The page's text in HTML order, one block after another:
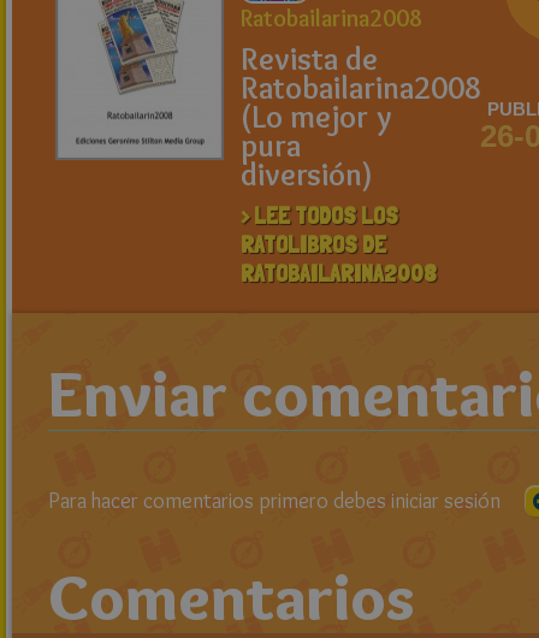
Ratobailarina2008
Revista de
Ratobailarina2008
(Lo mejor y
pura
diversión)
> LEE TODOS LOS
RATOLIBROS DE
RATOBAILARINA2008
26-
Enviar
Para hacer comentarios primero debes iniciar sesión
Comentarios